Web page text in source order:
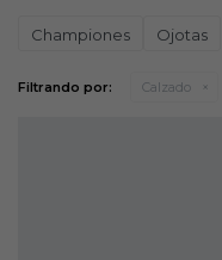
Championes Ojotas
Filtrando por: Calzado